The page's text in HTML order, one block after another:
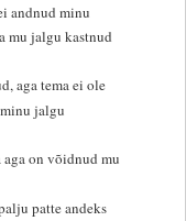
andnud minu
mu jalgu kastnud
aga tema ei ole
jalgu
on võidnud mu
patte andeks